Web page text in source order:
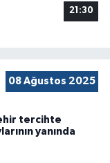
21:30
08 Ağustos 2025
tercihte
yanında